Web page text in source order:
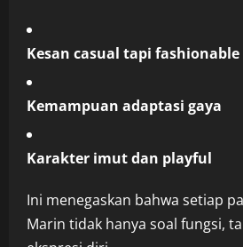
Kesan casual tapi fashionable
Kemampuan adaptasi gaya
Karakter imut dan playful
Ini menegaskan bahwa setiap
Marin tidak hanya soal fungsi,